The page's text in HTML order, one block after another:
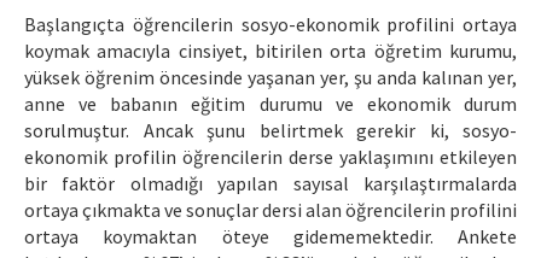
Başlangıçta öğrencilerin sosyo-ekonomik profilini ortaya
koymak amacıyla cinsiyet, bitirilen orta öğretim kurumu,
yüksek öğrenim öncesinde yaşanan yer, şu anda kalınan yer,
anne ve babanın eğitim durumu ve ekonomik durum
sorulmuştur. Ancak şunu belirtmek gerekir ki, sosyo-
ekonomik profilin öğrencilerin derse yaklaşımını etkileyen
bir faktör olmadığı yapılan sayısal karşılaştırmalarda
ortaya çıkmakta ve sonuçlar dersi alan öğrencilerin profilini
ortaya koymaktan öteye gidememektedir. Ankete